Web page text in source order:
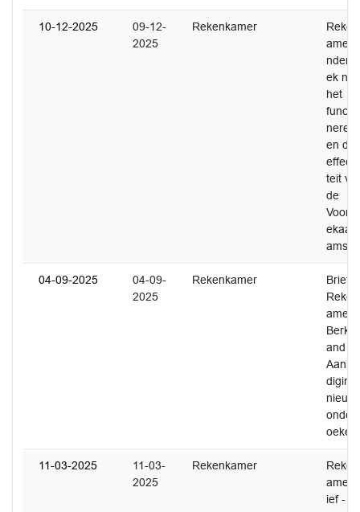
10-12-2025
09-12-
2025
Rekenkamer
amero
ek
het
functio
neren
en de
teit
de
Voorm
ams
04-09-2025
04-09-
2025
Rekenkamer
Brief
amer
Berkell
and -
diging
oeken
11-03-2025
11-03-
2025
Rekenkamer
ief -